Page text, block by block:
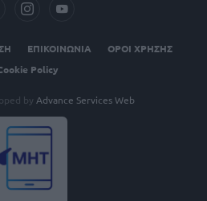
ΕΠΙΚΟΙΝΩΝΙΑ
ΟΡΟΙ ΧΡΗΣΗΣ
Policy
by Advance Services Web